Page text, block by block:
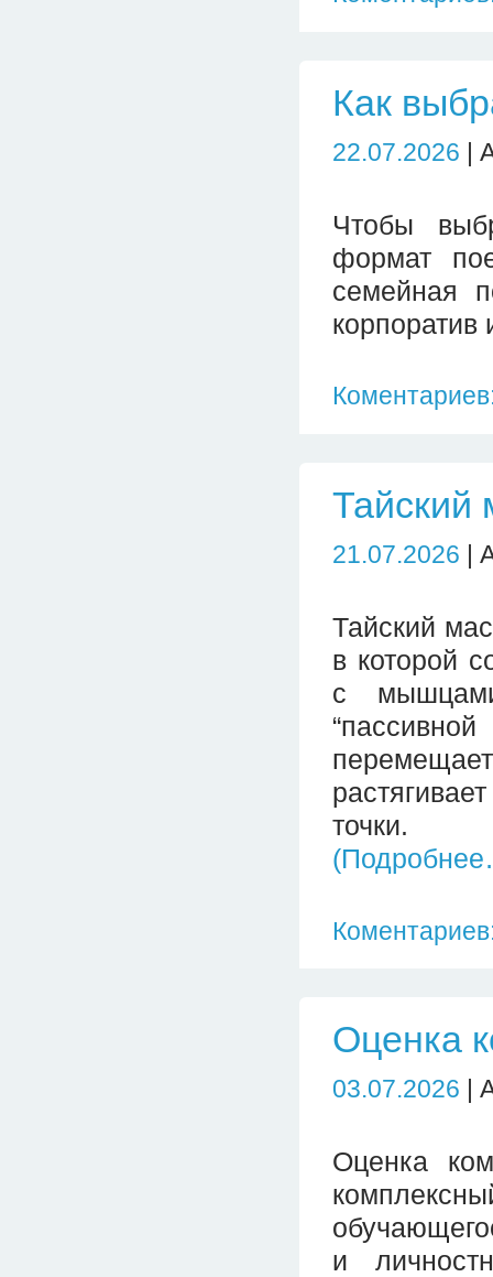
Как
22.07.2026 |
Чтобы
формат
семейная
корпоратив
Тайский
21.07.2026 |
Тайский
в которой
с
точки.
Оценка
03.07.2026 |
Оценка
и